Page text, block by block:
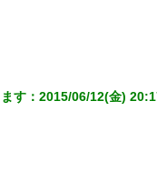
す ：2015/06/12(金)